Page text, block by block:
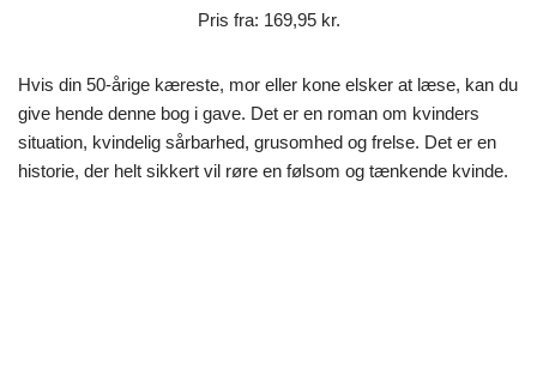
Pris fra: 169,95 kr.
Hvis din 50-årige kæreste, mor eller kone elsker at læse, kan du
give hende denne bog i gave. Det er en roman om kvinders
situation, kvindelig sårbarhed, grusomhed og frelse. Det er en
historie, der helt sikkert vil røre en følsom og tænkende kvinde.